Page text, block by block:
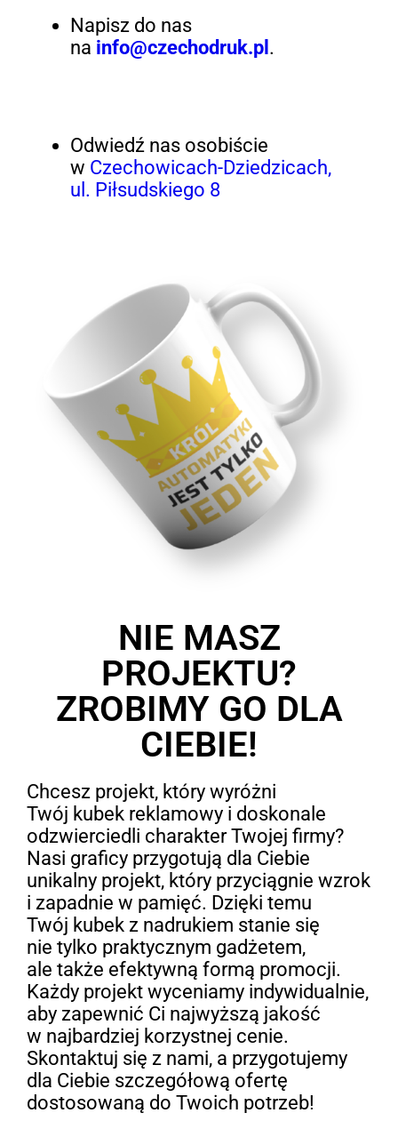
Napisz do nas
na info@czechodruk.pl .
Odwiedź nas osobiście
w Czechowicach-Dziedzicach,
ul. Piłsudskiego 8
NIE MASZ
PROJEKTU?
ZROBIMY GO DLA
CIEBIE!
Chcesz projekt, który wyróżni
Twój kubek reklamowy i doskonale
odzwierciedli charakter Twojej firmy?
Nasi graficy przygotują dla Ciebie
unikalny projekt, który przyciągnie wzrok
i zapadnie w pamięć. Dzięki temu
Twój kubek z nadrukiem stanie się
nie tylko praktycznym gadżetem,
ale także efektywną formą promocji.
Każdy projekt wyceniamy indywidualnie,
aby zapewnić Ci najwyższą jakość
w najbardziej korzystnej cenie.
Skontaktuj się z nami, a przygotujemy
dla Ciebie szczegółową ofertę
dostosowaną do Twoich potrzeb!